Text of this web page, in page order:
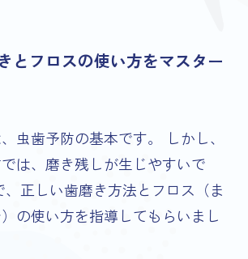
とフロスの使い方をマスター
虫歯予防の基本です。 しかし、
は、磨き残しが生じやすいで
正しい歯磨き方法とフロス（ま
の使い方を指導してもらいまし